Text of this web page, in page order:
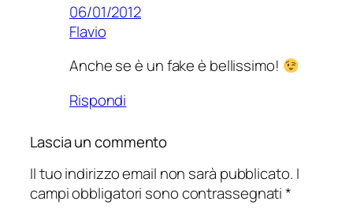
06/01/2012
Flavio
Anche se è un fake è bellissimo!
Rispondi
Lascia un commento
Il tuo indirizzo email non sarà pubblicato. I
campi obbligatori sono contrassegnati*